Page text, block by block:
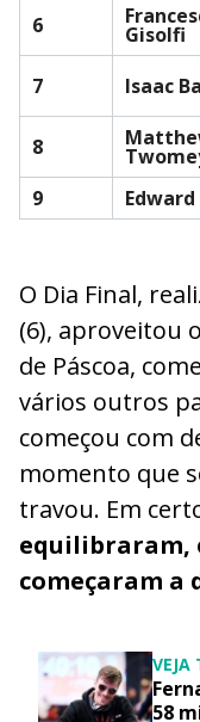
6
Gisolfi
7
Isaac
8
9
O Dia Final,
(6), aproveitou
de Páscoa,
vários outros
começou com
momento que
travou. Em
equilibraram,
começaram a
VEJA
58